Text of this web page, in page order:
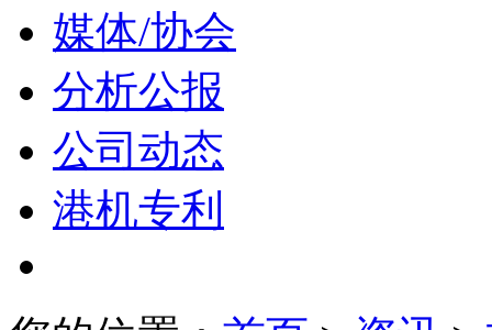
媒体/协会
分析公报
公司动态
港机专利